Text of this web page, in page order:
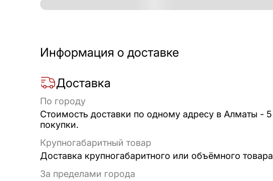
Информация о доставке
Доставка
По городу
Стоимость доставки по одному адресу в Алматы -
покупки.
Крупногабаритный товар
Доставка крупногабаритного или объёмного
За пределами города